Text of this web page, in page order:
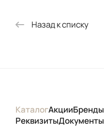
Назад к списку
КаталогАкцииБренды
РеквизитыДокументы